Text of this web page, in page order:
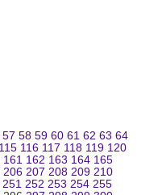
57 58 59 60 61 62 63 64
115 116 117 118 119 120
161 162 163 164 165
206 207 208 209 210
251 252 253 254 255